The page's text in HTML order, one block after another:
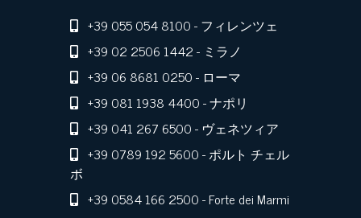
+39 055 054 8100- フィレンツェ
+39 02 2506 1442- ミラノ
+39 06 8681 0250- ローマ
+39 081 1938 4400- ナポリ
+39 041 267 6500- ヴェネツィア
+39 0789 192 5600- ポルト チェル
ボ
+39 0584 166 2500- Forte dei Marmi